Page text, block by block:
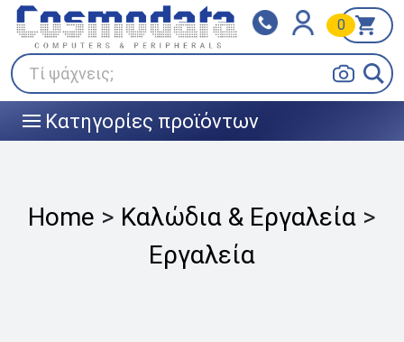
Τί ψάχνεις;
0
||| Κατηγορίες προϊόντων
Klarna
Πληρώστε σε 3
άτοκες δόσεις
BOX NOW
Home > Καλώδια & Εργαλεία >
Εργαλεία